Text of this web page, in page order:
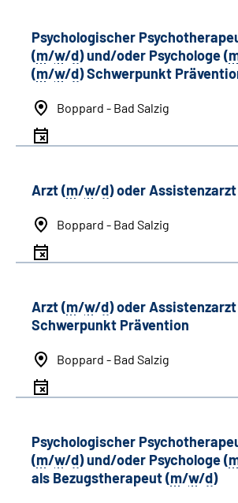
Psychologischer
(m/w/d) und/oder Psychologe (
(m/w/d) Schwerpunkt
Boppard - Bad Salzig
Arzt (m/w/d) oder Assistenzarzt
Boppard - Bad Salzig
Arzt (m/w/d) oder Assistenzarzt
Schwerpunkt Prävention
Boppard - Bad Salzig
Psychologischer
(m/w/d) und/oder Psychologe (
als Bezugstherapeut (m/w/d)